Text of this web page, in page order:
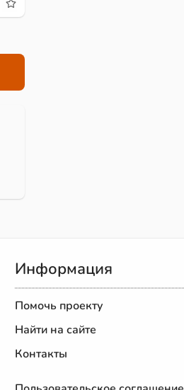
Информация
Помочь проекту
Найти на сайте
Контакты